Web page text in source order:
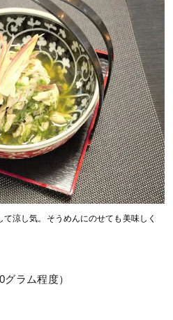
涼し気。そうめんにのせても美味しく
ラム程度）